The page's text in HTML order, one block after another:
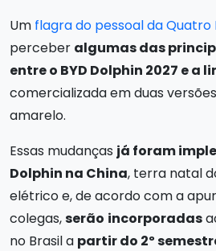
Um flagra do pessoal da Quatro
perceber algumas das
entre o BYD Dolphin 2027 e a
comercializada em duas
amarelo.
Essas mudanças já foram
Dolphin na China, terra natal
elétrico e, de acordo com a
colegas,serão incorporadas
no Brasil a partir do 2º